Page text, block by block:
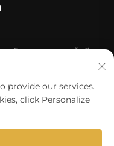
เฉิง จงซาน กวางตุ้ง จีน
Electrical Appliance Co.,
provide our services.
click Personalize